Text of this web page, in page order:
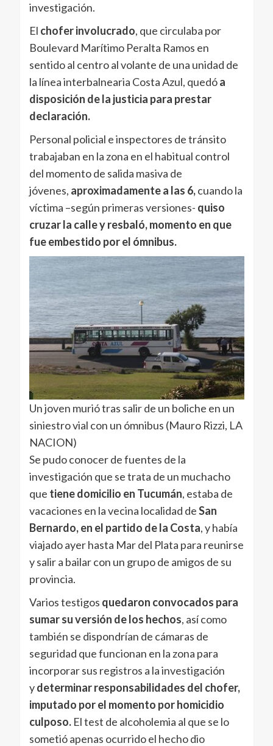
investigación.
El chofer involucrado, que circulaba por
Boulevard Marítimo Peralta Ramos en
sentido al centro al volante de una unidad de
la línea interbalnearia Costa Azul, quedóa
disposición de la justicia para prestar
declaración.
Personal policial e inspectores de tránsito
trabajaban en la zona en el habitual control
del momento de salida masiva de
jóvenes, aproximadamente a las 6,cuando la
víctima –según primeras versiones- quiso
cruzar la calle y resbaló, momento en que
fue embestido por el ómnibus.
Un joven murió tras salir de un boliche en un
siniestro vial con un ómnibus (Mauro Rizzi, LA
NACION)
Se pudo conocer de fuentes de la
investigación que se trata de un muchacho
que tiene domicilio en Tucumán, estaba de
vacaciones en la vecina localidad deSan
Bernardo, en el partido de la Costa, y había
viajado ayer hasta Mar del Plata para reunirse
y salir a bailar con un grupo de amigos de su
provincia.
Varios testigos quedaron convocados para
sumar su versión de los hechos, así como
también se dispondrían de cámaras de
seguridad que funcionan en la zona para
incorporar sus registros a la investigación
ydeterminar responsabilidades del chofer,
imputado por el momento por homicidio
culposo. El test de alcoholemia al que se lo
sometió apenas ocurrido el hecho dio